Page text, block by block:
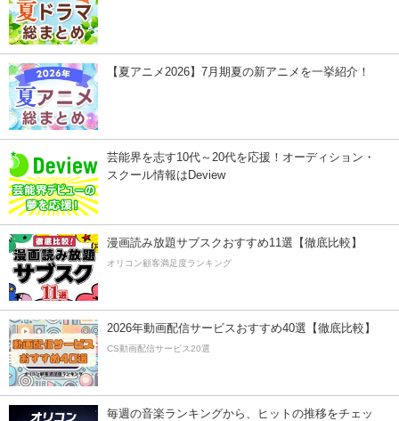
【夏アニメ2026】7月期夏の新アニメを一挙紹介！
芸能界を志す10代～20代を応援！オーディション・
スクール情報はDeview
漫画読み放題サブスクおすすめ11選【徹底比較】
オリコン顧客満足度ランキング
2026年動画配信サービスおすすめ40選【徹底比較】
CS動画配信サービス20選
毎週の音楽ランキングから、ヒットの推移をチェッ